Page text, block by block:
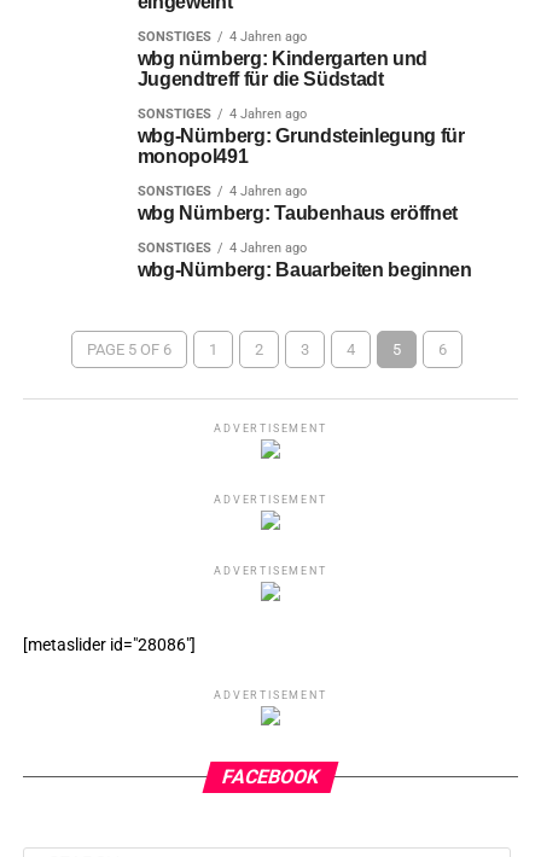
SONSTIGES 4 Jahren ago
wbg nürnberg: Kindergarten und
Jugendtreff für die Südstadt
SONSTIGES 4 Jahren ago
wbg-Nürnberg: Grundsteinlegung für
monopol491
SONSTIGES 4 Jahren ago
wbg Nürnberg: Taubenhaus eröffnet
SONSTIGES 4 Jahren ago
wbg-Nürnberg: Bauarbeiten beginnen
PAGE 5 OF 6 1 2 3 4 5 6
ADVERTISEMENT
ADVERTISEMENT
ADVERTISEMENT
[metaslider id="28086"]
ADVERTISEMENT
FACEBOOK